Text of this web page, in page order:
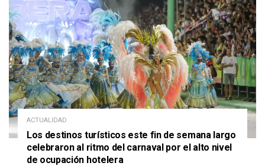
ACTUALIDAD
Los destinos turísticos este fin de semana largo
celebraron al ritmo del carnaval por el alto nivel
de ocupación hotelera